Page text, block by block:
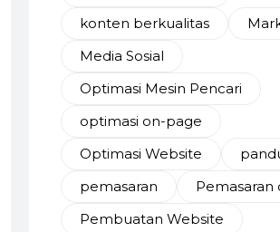
konten berkualitas
Media Sosial
Optimasi Mesin Pencari
optimasi on-page
Optimasi Website
pemasaran
Pemasaran
Pembuatan Website